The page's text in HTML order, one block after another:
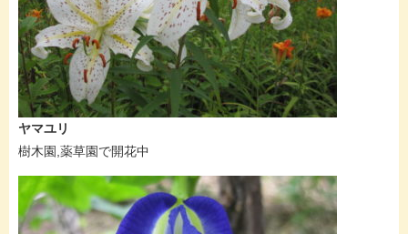
ヤマユリ
樹木園,薬草園で開花中